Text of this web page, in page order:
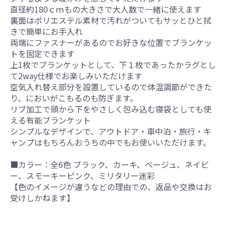
直径約180ｃｍもの大きさで大人数で一緒に使えます
裏面はポリエステル素材で汚れがついてもサッとひと拭
きで簡単にお手入れ
両端にファスナーがあるのでお好きな位置でブランケッ
トを固定できます
上1枚でブランケットとして、下１枚であったかラグとし
て2way仕様でお楽しみいただけます
空気入れ替え部分を設置しているので体温調節ができた
り、においがこもるのも防ぎます。
リブ加工で頭から下をやさしく包み込む寝袋としても使
える有能ブランケット
シンプルなデザインで、アウトドア・車中泊・旅行・キ
ャンプはもちろんおうちの中でもお使いいただけます。
■カラー：全6色 ブラック、カーキ、ベージュ、ネイビ
ー、スモーキーピンク、ミリタリー迷彩
【色のイメージが違うなどの理由での、返品や交換はお
受けしかねます】